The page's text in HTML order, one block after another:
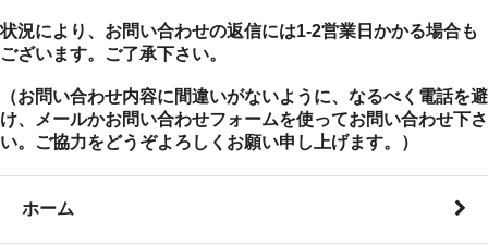
状況により、お問い合わせの返信には1-2営業日かかる場合も
ございます。ご了承下さい。
（お問い合わせ内容に間違いがないように、なるべく電話を避
け、メールかお問い合わせフォームを使ってお問い合わせ下さ
い。ご協力をどうぞよろしくお願い申し上げます。）
ホーム